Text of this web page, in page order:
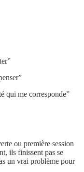
qui me corresponde”
ou première session
ils finissent pas se
un vrai problème pour